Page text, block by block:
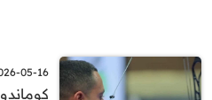
05-16 | 12:28